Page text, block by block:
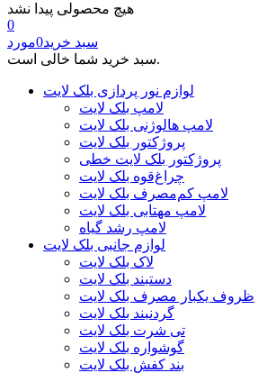
هیچ محصولی پیدا نشد
0
سبد خرید0مورد
سبد خرید شما خالی است.
لوازم نور پردازی بلک لایت
لامپ بلک لایت
لامپ هالوژنی بلک لایت
پروژکتور بلک لایت
پروژکتور بلک لایت خطی
چراغ‌قوه بلک لایت
لامپ کم‌مصرف بلک لایت
لامپ مهتابی بلک لایت
لامپ رشد گیاه
لوازم جانبی بلک لایت
لاک بلک لایت
دستبند بلک لایت
ظروف یکبار مصرف بلک لایت
گردنبند بلک لایت
تی شرت بلک لایت
گوشواره بلک لایت
بند کفش بلک لایت